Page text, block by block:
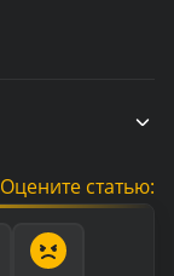
Оцените статью: